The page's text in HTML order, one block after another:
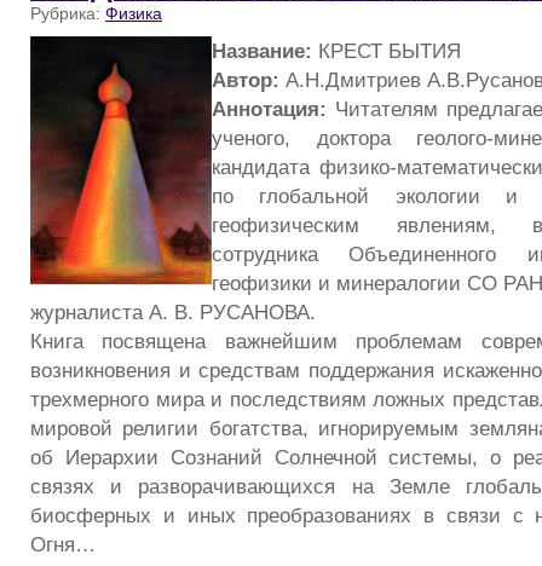
Рубрика: Физика
Название: КРЕСТ БЫТИЯ
Автор: А.Н.Дмитриев
Аннотация: Читателям
ученого, доктора геолого-
кандидата физико-
по глобальной экологии и
геофизическим явлениям,
сотрудника Объединенного
геофизики и минералогии СО
журналиста А. В. РУСАНОВА.
Книга посвящена важнейшим проблемам
возникновения и средствам поддержания
трехмерного мира и последствиям ложных
мировой религии богатства, игнорируемым
об Иерархии Сознаний Солнечной системы, о
связях и разворачивающихся на Земле
биосферных и иных преобразованиях в связи с
Огня…